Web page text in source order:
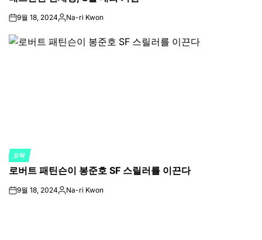
on9월 18, 2024Posted
Na-ri Kwon
POSTED
IN
오락
로버트 패틴슨이 봉준호 SF 스릴러를 이끈다
on9월 18, 2024Posted
Na-ri Kwon